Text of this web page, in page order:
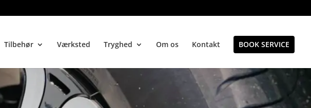
Tilbehør Værksted Tryghed Om os Kontakt BOOK SERVICE